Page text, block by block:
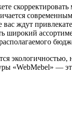
ждут
широкий
экологичностью,
«WebMebel» —